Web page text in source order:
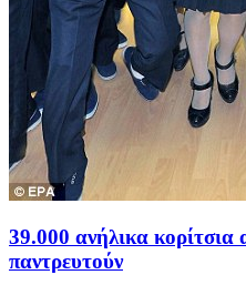
39.000 ανήλικα κορίτσια
παντρευτούν